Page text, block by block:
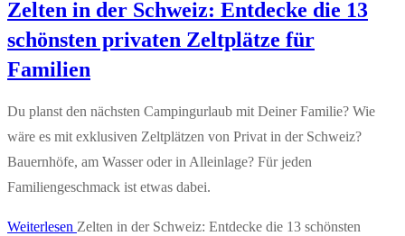
Zelten in der Schweiz: Entdecke die 13
schönsten privaten Zeltplätze für
Familien
Du planst den nächsten Campingurlaub mit Deiner Familie? Wie
wäre es mit exklusiven Zeltplätzen von Privat in der Schweiz?
Bauernhöfe, am Wasser oder in Alleinlage? Für jeden
Familiengeschmack ist etwas dabei.
Weiterlesen Zelten in der Schweiz: Entdecke die 13 schönsten